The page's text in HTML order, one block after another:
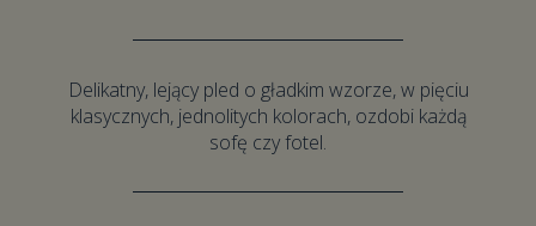
Delikatny, lejący pled o gładkim wzorze, w pięciu
klasycznych, jednolitych kolorach, ozdobi każdą
sofę czy fotel.